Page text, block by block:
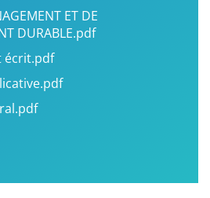
ET DE
DURABLE.pdf
écrit.pdf